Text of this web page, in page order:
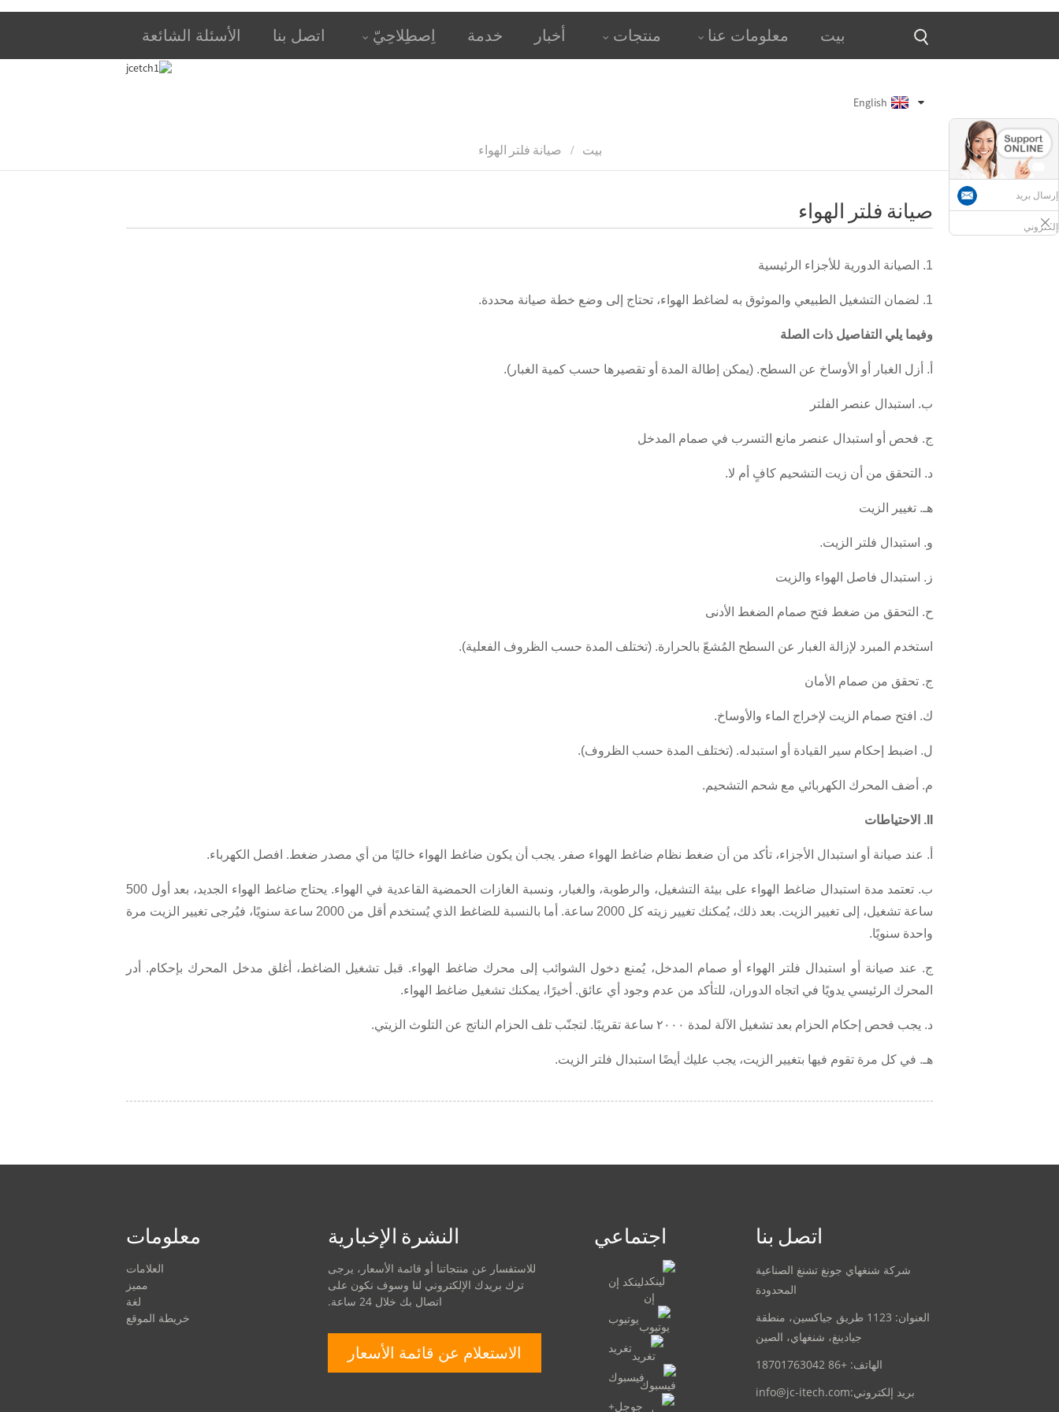
بيت معلومات عنا منتجات أخبار خدمة اِصطِلاحِيّ اتصل بنا الأسئلة الشائعة
English
بيت صيانة فلتر الهواء
صيانة فلتر الهواء
1. الصيانة الدورية للأجزاء الرئيسية
1. لضمان التشغيل الطبيعي والموثوق به لضاغط الهواء، تحتاج إلى وضع خطة صيانة محددة.
وفيما يلي التفاصيل ذات الصلة
أ. أزل الغبار أو الأوساخ عن السطح. (يمكن إطالة المدة أو تقصيرها حسب كمية الغبار).
ب. استبدال عنصر الفلتر
ج. فحص أو استبدال عنصر مانع التسرب في صمام المدخل
د. التحقق من أن زيت التشحيم كافٍ أم لا.
هـ. تغيير الزيت
و. استبدال فلتر الزيت.
ز. استبدال فاصل الهواء والزيت
ح. التحقق من ضغط فتح صمام الضغط الأدنى
استخدم المبرد لإزالة الغبار عن السطح المُشعّ بالحرارة. (تختلف المدة حسب الظروف الفعلية).
ج. تحقق من صمام الأمان
ك. افتح صمام الزيت لإخراج الماء والأوساخ.
ل. اضبط إحكام سير القيادة أو استبدله. (تختلف المدة حسب الظروف).
م. أضف المحرك الكهربائي مع شحم التشحيم.
أ. عند صيانة أو استبدال الأجزاء، تأكد من أن ضغط نظام ضاغط الهواء صفر. يجب أن يكون ضاغط الهواء خاليًا من أي مصدر ضغط. افصل الكهرباء.
ب. تعتمد مدة استبدال ضاغط الهواء على بيئة التشغيل، والرطوبة، والغبار، ونسبة الغازات الحمضية القاعدية في الهواء. يحتاج ضاغط الهواء الجديد، بعد أول 500
ساعة تشغيل، إلى تغيير الزيت. بعد ذلك، يُمكنك تغيير زيته كل 2000 ساعة. أما بالنسبة للضاغط الذي يُستخدم أقل من 2000 ساعة سنويًا، فيُرجى تغيير الزيت مرة
واحدة سنويًا.
ج. عند صيانة أو استبدال فلتر الهواء أو صمام المدخل، يُمنع دخول الشوائب إلى محرك ضاغط الهواء. قبل تشغيل الضاغط، أغلق مدخل المحرك بإحكام. أدر
المحرك الرئيسي يدويًا في اتجاه الدوران، للتأكد من عدم وجود أي عائق. أخيرًا، يمكنك تشغيل ضاغط الهواء.
د. يجب فحص إحكام الحزام بعد تشغيل الآلة لمدة ٢٠٠٠ ساعة تقريبًا. لتجنّب تلف الحزام الناتج عن التلوث الزيتي.
هـ. في كل مرة تقوم فيها بتغيير الزيت، يجب عليك أيضًا استبدال فلتر الزيت.
معلومات
العلامات
مميز
لغة
خريطة الموقع
النشرة الإخبارية
للاستفسار عن منتجاتنا أو قائمة الأسعار، يرجى
ترك بريدك الإلكتروني لنا وسوف نكون على
اتصال بك خلال 24 ساعة.
الاستعلام عن قائمة الأسعار
اجتماعي
لينكد إن
يوتيوب
تغريد
فيسبوك
جوجل+
اتصل بنا
شركة شنغهاي جونغ تشنغ الصناعية
المحدودة
العنوان: 1123 طريق جياكسين، منطقة
جيادينغ، شنغهاي، الصين
الهاتف: +86 18701763042
بريد إلكتروني:info@jc-itech.com
إرسال بريد
إلكتروني